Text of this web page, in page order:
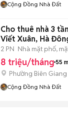
Cộng Đồng Nhà Đất
Cho thuê nhà 3
Viết Xuân, Hà
2 PN Nhà mặt phố,
8 triệu/tháng 55
Phường Biên Giang
Cộng Đồng Nhà Đất